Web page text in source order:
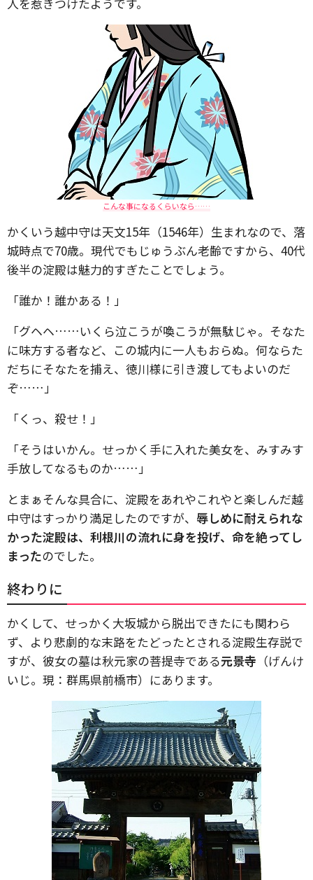
こんな事になるくらいなら……
かくいう越中守は天文15年（1546年）生まれなので、落
城時点で70歳。現代でもじゅうぶん老齢ですから、40代
後半の淀殿は魅力的すぎたことでしょう。
「誰か！誰かある！」
「グヘヘ……いくら泣こうが喚こうが無駄じゃ。そなた
に味方する者など、この城内に一人もおらぬ。何ならた
だちにそなたを捕え、徳川様に引き渡してもよいのだ
ぞ……」
「くっ、殺せ！」
「そうはいかん。せっかく手に入れた美女を、みすみす
手放してなるものか……」
とまぁそんな具合に、淀殿をあれやこれやと楽しんだ越
中守はすっかり満足したのですが、 辱しめに耐えられな
かった淀殿は、利根川の流れに身を投げ、命を絶ってし
まったのでした。
終わりに
かくして、せっかく大坂城から脱出できたにも関わら
ず、より悲劇的な末路をたどったとされる淀殿生存説で
すが、彼女の墓は秋元家の菩提寺である元景寺 （げんけ
いじ。現：群馬県前橋市）にあります。